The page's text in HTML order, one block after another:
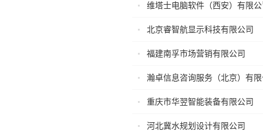
维塔士电脑软件（西安）有限
北京睿智航显示科技有限公司
福建南孚市场营销有限公司
瀚卓信息咨询服务（北京）有
重庆市华翌智能装备有限公司
河北冀水规划设计有限公司